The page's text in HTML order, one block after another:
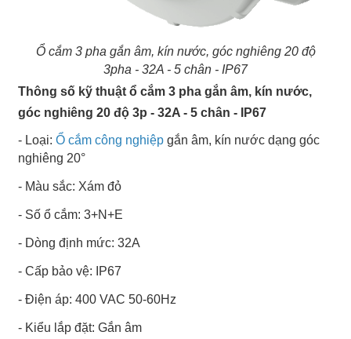
Ổ cắm 3 pha gắn âm, kín nước, góc nghiêng 20 độ
3pha - 32A - 5 chân - IP67
Thông số kỹ thuật ổ cắm 3 pha gắn âm, kín nước,
góc nghiêng 20 độ 3p - 32A - 5 chân - IP67
- Loại: Ổ cắm công nghiệp gắn âm, kín nước dạng góc
nghiêng 20°
- Màu sắc: Xám đỏ
- Số ổ cắm: 3+N+E
- Dòng định mức: 32A
- Cấp bảo vệ: IP67
- Điện áp: 400 VAC 50-60Hz
- Kiểu lắp đặt: Gắn âm